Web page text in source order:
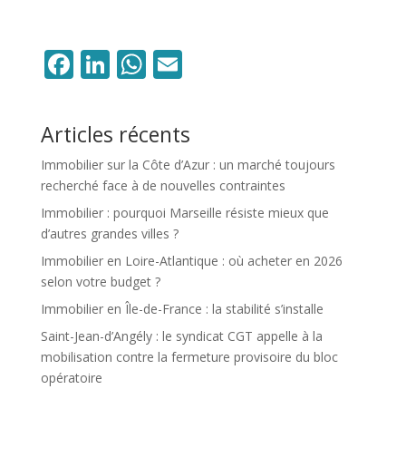
Facebook
LinkedIn
WhatsApp
Email
Articles récents
Immobilier sur la Côte d’Azur : un marché toujours
recherché face à de nouvelles contraintes
Immobilier : pourquoi Marseille résiste mieux que
d’autres grandes villes ?
Immobilier en Loire-Atlantique : où acheter en 2026
selon votre budget ?
Immobilier en Île-de-France : la stabilité s’installe
Saint-Jean-d’Angély : le syndicat CGT appelle à la
mobilisation contre la fermeture provisoire du bloc
opératoire